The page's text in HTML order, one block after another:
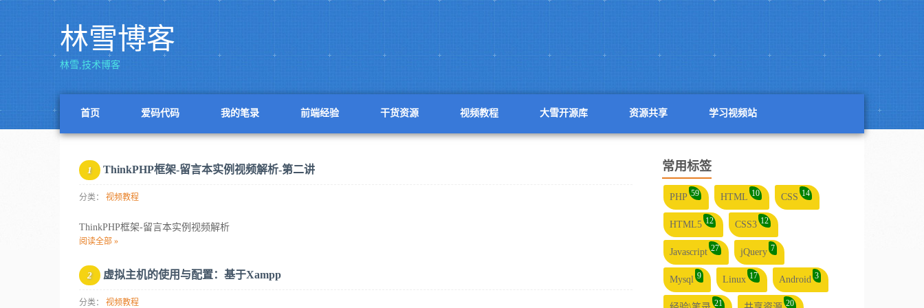
林雪博客
林雪,技术博客
首页 爱码代码 我的笔录 前端经验 干货资源 视频教程 大雪开源库 资源共享 学习视频站
1 ThinkPHP框架-留言本实例视频解析-第二讲
分类： 视频教程
ThinkPHP框架-留言本实例视频解析
阅读全部 »
2 虚拟主机的使用与配置：基于Xampp
分类： 视频教程
常用标签
PHP 59 HTML 10 CSS 14
HTML5 12 CSS3 12
Javascript 27 jQuery 7
Mysql 9 Linux 17 Android 3
21 20